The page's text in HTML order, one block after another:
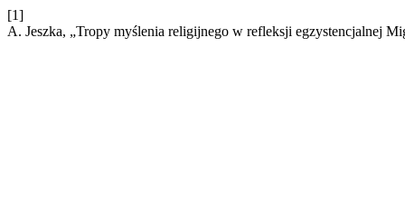
[1]
A. Jeszka, „Tropy myślenia religijnego w refleksji egzystencjalnej